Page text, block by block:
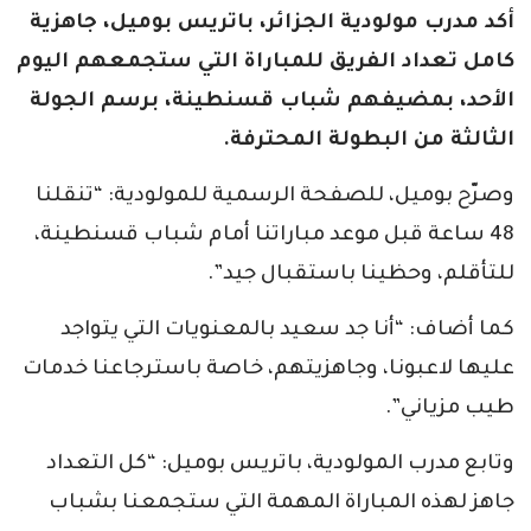
أكد مدرب مولودية الجزائر، باتريس بوميل، جاهزية
كامل تعداد الفريق للمباراة التي ستجمعهم اليوم
الأحد، بمضيفهم شباب قسنطينة، برسم الجولة
الثالثة من البطولة المحترفة.
وصرّح بوميل، للصفحة الرسمية للمولودية: “تنقلنا
48 ساعة قبل موعد مباراتنا أمام شباب قسنطينة،
للتأقلم، وحظينا باستقبال جيد”.
كما أضاف: “أنا جد سعيد بالمعنويات التي يتواجد
عليها لاعبونا، وجاهزيتهم، خاصة باسترجاعنا خدمات
طيب مزياني”.
وتابع مدرب المولودية، باتريس بوميل: “كل التعداد
جاهز لهذه المباراة المهمة التي ستجمعنا بشباب